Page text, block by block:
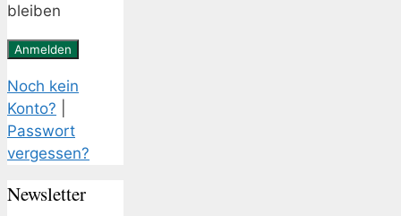
bleiben
Noch kein
Konto?
Passwort
vergessen?
Newsletter